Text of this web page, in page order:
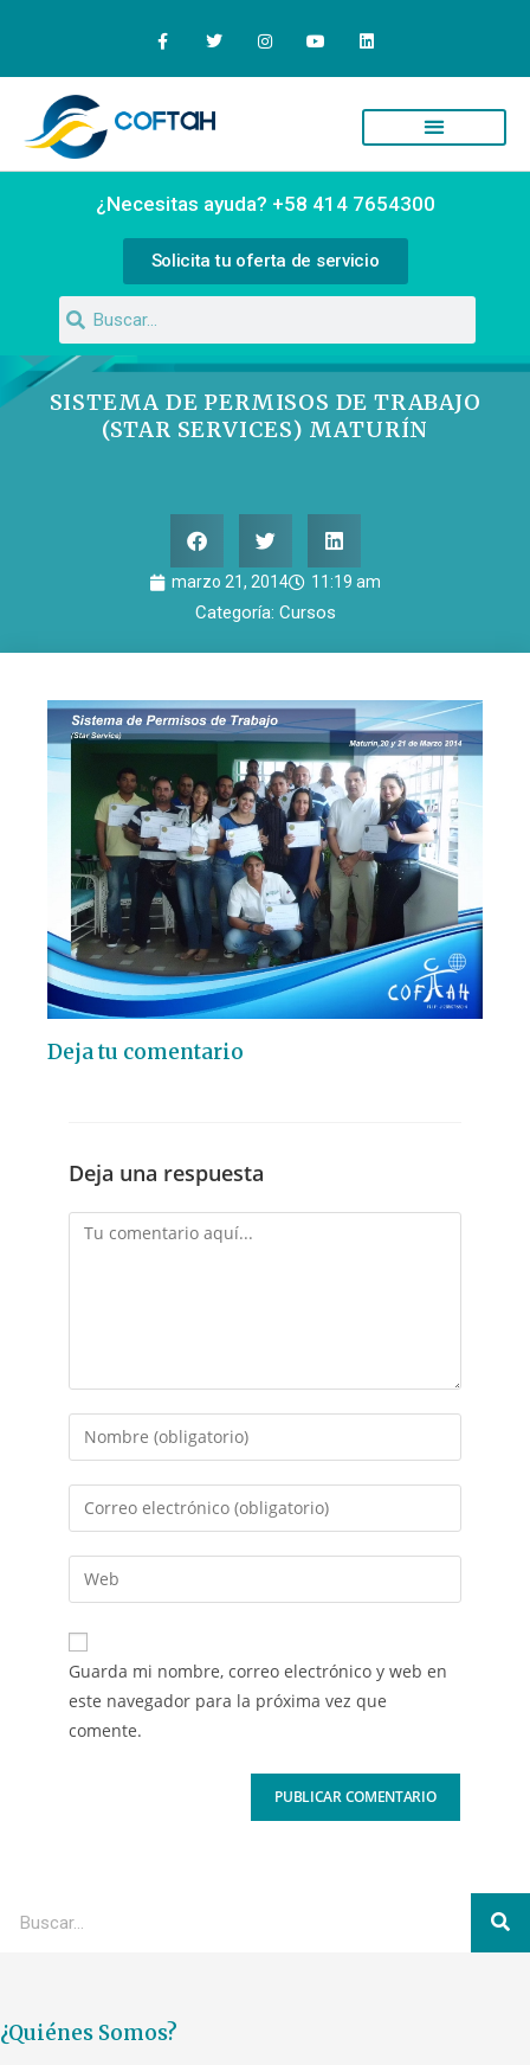
¿Necesitas ayuda? +58 414 7654300
Solicita tu oferta de servicio
SISTEMA DE PERMISOS DE TRABAJO
(STAR SERVICES) MATURÍN
marzo 21, 2014 11:19 am
Categoría: Cursos
Deja tu comentario
Deja una respuesta
Guarda mi nombre, correo electrónico y web en
este navegador para la próxima vez que
comente.
¿Quiénes Somos?